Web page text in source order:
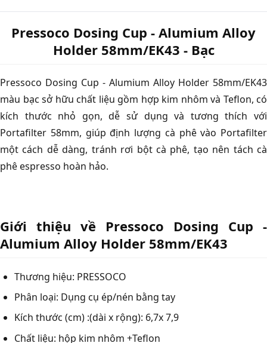
Pressoco Dosing Cup - Alumium Alloy
Holder 58mm/EK43 - Bạc
Pressoco Dosing Cup - Alumium Alloy Holder 58mm/EK43
màu bạc sở hữu chất liệu gồm hợp kim nhôm và Teflon, có
kích thước nhỏ gọn, dễ sử dụng và tương thích với
Portafilter 58mm, giúp định lượng cà phê vào Portafilter
một cách dễ dàng, tránh rơi bột cà phê, tạo nên tách cà
phê espresso hoàn hảo.
Giới thiệu về Pressoco Dosing Cup -
Alumium Alloy Holder 58mm/EK43
Thương hiệu: PRESSOCO
Phân loại: Dụng cụ ép/nén bằng tay
Kích thước (cm) :(dài x rộng): 6,7x 7,9
Chất liệu: hộp kim nhôm +Teflon